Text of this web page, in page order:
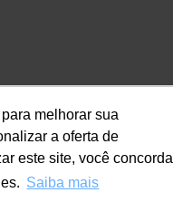
melhorar sua
a oferta de
este site, você concorda
Saiba mais